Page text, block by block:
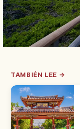
TAMBIÉN LEE →